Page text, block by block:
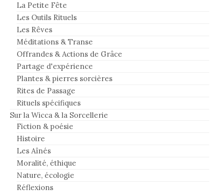
La Petite Fête
Les Outils Rituels
Les Rêves
Méditations & Transe
Offrandes & Actions de Grâce
Partage d'expérience
Plantes & pierres sorcières
Rites de Passage
Rituels spécifiques
Sur la Wicca & la Sorcellerie
Fiction & poésie
Histoire
Les Aînés
Moralité, éthique
Nature, écologie
Réflexions